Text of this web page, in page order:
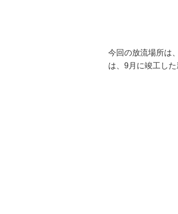
今回の放流場所は
は、9月に竣工し